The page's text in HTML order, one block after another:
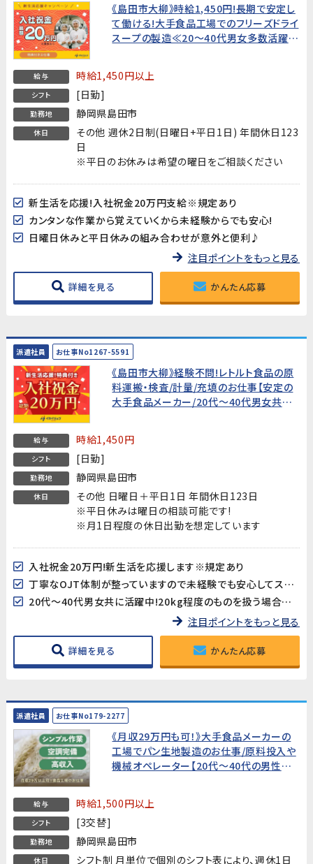
《島田市大柳》時給1,450円!長期で安定し
て働ける!大手食品工場でのフリーズドライ
スープの製造≪20～40代男女多数活躍
給与 時給1,450円以上
シフト [日勤]
勤務地 静岡県島田市
休日
その他 週休2日制(日曜日+平日1日) 年間休日123
日
※平日のお休みは希望の曜日をご相談ください
新生活を応援!入社祝金20万円支給※規定あり
カンタンな作業から覚えていくから未経験からでも安心!
日曜日休みと平日休みの組み合わせが意外と便利♪
注目ポイントをもっと見る
詳細を見る かんたん応募
派遣社員 お仕事No1267-5591
《島田市大柳》経験不問!レトルト食品の原
料運搬・検査/計量/充填のお仕事【安定の
大手食品メーカー/20代～40代男女共に
給与 時給1,450円
シフト [日勤]
勤務地 静岡県島田市
休日
その他 日曜日＋平日1日 年間休日123日
※平日休みは曜日の相談可能です!
※月1日程度の休日出勤を想定しています
入社祝金20万円!新生活を応援します※規定あり
丁寧なOJT体制が整っていますので未経験でも安心してスタートできます！無理なくステップアップ！簡単な作業から始めていきます◎
20代～40代男女共に活躍中!20kg程度のものを扱う場合がありますので体力的に不安のない方歓迎
注目ポイントをもっと見る
詳細を見る かんたん応募
派遣社員 お仕事No179-2277
《月収29万円も可！》大手食品メーカーの
工場でパン生地製造のお仕事/原料投入や
機械オペレーター【20代～40代の男性活
給与 時給1,500円以上
シフト [3交替]
勤務地 静岡県島田市
休日 シフト制 月単位で個別のシフト表により、週休1日